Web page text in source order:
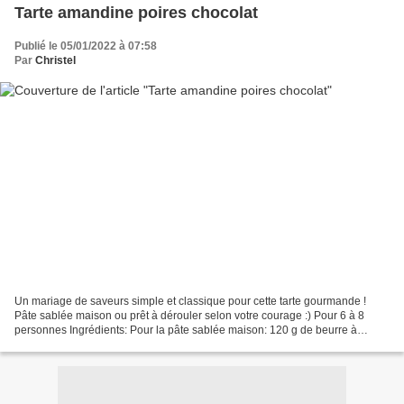
Tarte amandine poires chocolat
Publié le 05/01/2022 à 07:58
Par Christel
Un mariage de saveurs simple et classique pour cette tarte gourmande !
Pâte sablée maison ou prêt à dérouler selon votre courage :) Pour 6 à 8
personnes Ingrédients: Pour la pâte sablée maison: 120 g de beurre à